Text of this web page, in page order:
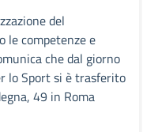
del
le competenze e
che dal giorno
lo Sport si è trasferito
49 in Roma